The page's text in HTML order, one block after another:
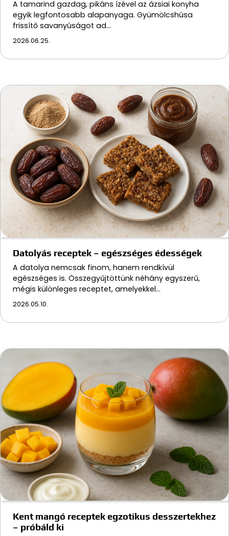
A tamarind gazdag, pikáns ízével az ázsiai konyha
egyik legfontosabb alapanyaga. Gyümölcshúsa
frissítő savanyúságot ad…
2026.06.25.
Datolyás receptek – egészséges édességek
A datolya nemcsak finom, hanem rendkívül
egészséges is. Összegyűjtöttünk néhány egyszerű,
mégis különleges receptet, amelyekkel…
2026.05.10.
Kent mangó receptek egzotikus desszertekhez
– próbáld ki